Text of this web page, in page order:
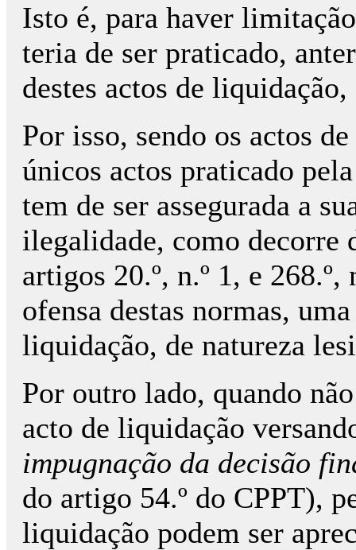
Isto é, para haver
teria de ser praticado,
destes actos de
Por isso, sendo os actos
únicos actos praticado
tem de ser assegurada a
ilegalidade, como
artigos 20.º, n.º 1, e
ofensa destas normas,
liquidação, de natureza
Por outro lado, quando
acto de liquidação
impugnação da decisão
do artigo 54.º do CPPT),
liquidação podem ser